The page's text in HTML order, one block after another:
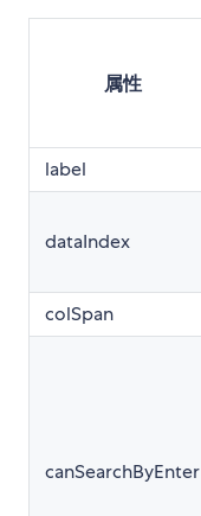
属性
label
dataIndex
colSpan
canSearchByEnter